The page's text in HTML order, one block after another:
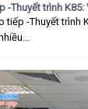
-Thuyết trình
tiếp -Thuyết trình